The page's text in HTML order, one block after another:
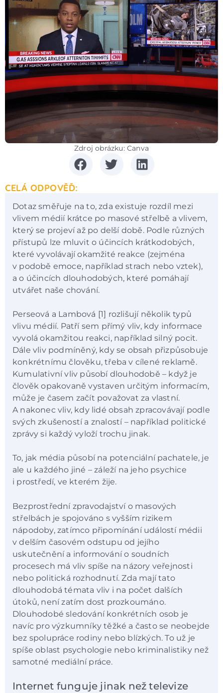
Zdroj obrázku: Canva
CELÁ ODPOVĚĎ:
Dotaz směřuje na to, zda existuje rozdíl mezi
vlivem médií krátce po masové střelbě a vlivem,
který se projeví až po delší době. Podle různých
přístupů lze mluvit o účincích krátkodobých,
které vyvolávají okamžité reakce (zejména
v podobě emoce, například strach nebo vztek),
a o účincích dlouhodobých, které pomáhají
utvářet naše chování.
Perseová a Lambová [1] rozlišují několik typů
vlivu médií. Patří sem přímý vliv, kdy informace
vyvolá okamžitou reakci, například silný pocit.
Dále vliv podmíněný, kdy se obsah přizpůsobuje
konkrétnímu člověku, třeba v cílené reklamě.
Kumulativní vliv působí dlouhodobě – když je
člověk opakovaně vystaven určitým informacím,
může je časem začít považovat za vlastní.
A nakonec vliv, kdy lidé obsah zpracovávají podle
svých zkušeností a znalostí – například politické
zprávy si každý vyloží trochu jinak.
To, jak média působí na potenciální pachatele, je
ale u každého jiné – záleží na jeho psychice
i prostředí, ve kterém žije.
Bezprostřední zpravodajství o masových
střelbách je spojováno s vyšším rizikem
nápodoby, zatímco připomínání událostí médii
v delším časovém odstupu od jejího
uskutečnění a informování o soudních
procesech má vliv spíše na názory veřejnosti
nebo politická rozhodnutí. Zda mají tato
dlouhodobá témata vliv i na počet dalších
útoků, není zatím dost prozkoumáno.
Dlouhodobé sledování konkrétních osob je
navíc pro výzkumníky těžké a často se neobejde
bez spolupráce rodiny nebo blízkých. To už je
spíše oblast psychologie nebo kriminalistiky než
samotné mediální práce.
Internet funguje jinak než televize